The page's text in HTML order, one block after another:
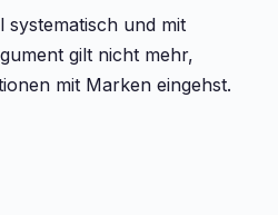
systematisch und mit
gilt nicht mehr,
mit Marken eingehst.